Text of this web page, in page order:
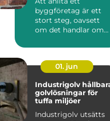
byggföretag är ett
stort steg, oavsett
om det handlar om
eller e...
01. jun
Industrigolv hållbara
golvlösningar för
tuffa miljöer
Industrigolv utsätts